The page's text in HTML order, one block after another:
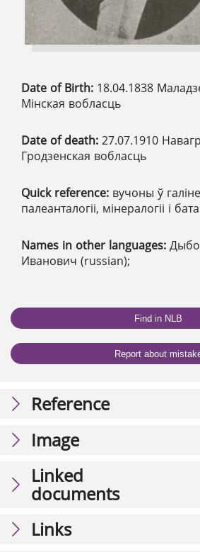
Date of Birth: 18.04.1838
Мінская вобласць
Date of death: 27.07.1910
Гродзенская вобласць
Quick reference: вучоны ў галіне
палеанталогіі, мінералогіі і
Names in other languages:
Иванович (russian);
Find in NLB
Report about
Reference
Image
Linked
documents
Links